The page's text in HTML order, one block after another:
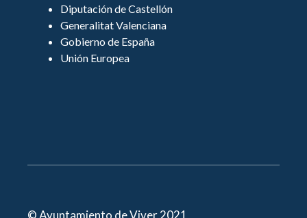
Diputación de Castellón
Generalitat Valenciana
Gobierno de España
Unión Europea
© Ayuntamiento de Viver 2021